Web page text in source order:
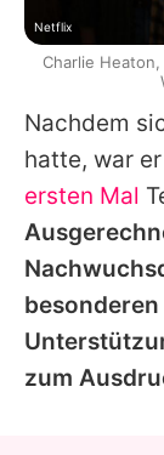
Nachdem
hatte, war
ersten Mal
zum
Netflix
Charlie